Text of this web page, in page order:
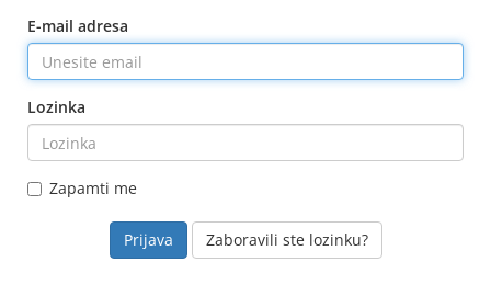
E-mail adresa
Lozinka
Zapamti me
Zaboravili ste lozinku?